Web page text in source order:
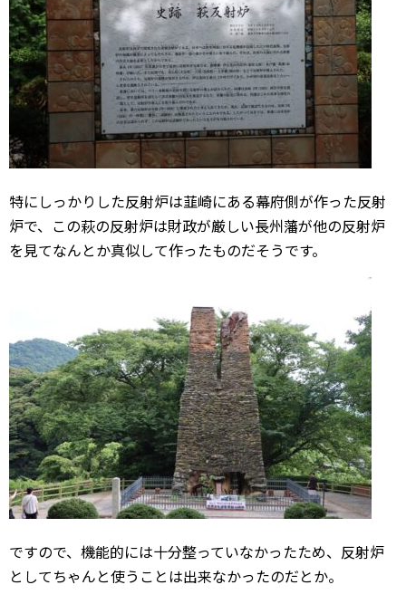
特にしっかりした反射炉は韮崎にある幕府側が作った反射
炉で、この萩の反射炉は財政が厳しい長州藩が他の反射炉
を見てなんとか真似して作ったものだそうです。
ですので、機能的には十分整っていなかったため、反射炉
としてちゃんと使うことは出来なかったのだとか。